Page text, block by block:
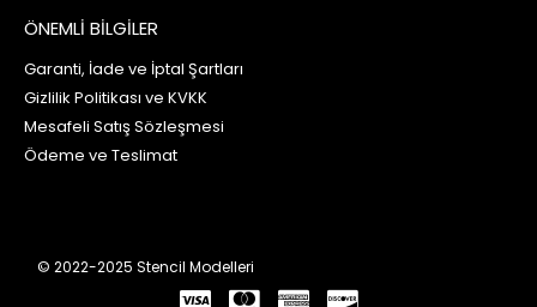
ÖNEMLİ BİLGİLER
Garanti, İade ve İptal Şartları
Gizlilik Politikası ve KVKK
Mesafeli Satış Sözleşmesi
Ödeme ve Teslimat
© 2022-2025 Stencil Modelleri